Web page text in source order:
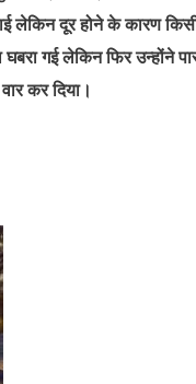
लेकिन दूर होने के कारण
गई लेकिन फिर उन्होंने
कर दिया।